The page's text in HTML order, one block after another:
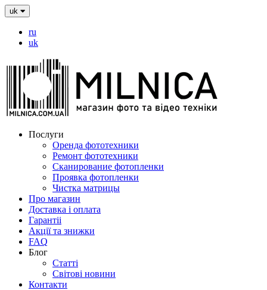
uk
ru
uk
Послуги
Оренда фототехники
Ремонт фототехники
Сканирование фотопленки
Проявка фотопленки
Чистка матрицы
Про магазин
Доставка і оплата
Гарантіі
Акції та знижки
FAQ
Блог
Статті
Світові новини
Контакти